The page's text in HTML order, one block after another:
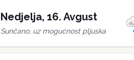
Nedjelja, 16. Avgust
Sunčano, uz mogućnost pljuska